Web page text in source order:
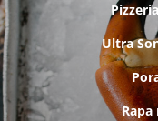
Ultra